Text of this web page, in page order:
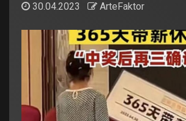
30.04.2023 ArteFaktor